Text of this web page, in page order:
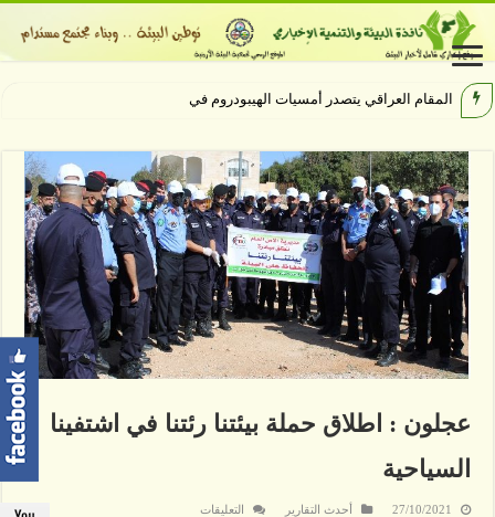
المقام العراقي يتصدر أمسيات الهيبودروم في مهرجان ج
عجلون : اطلاق حملة بيئتنا رئتنا في اشتفينا
السياحية
27/10/2021 أحدث التقارير التعليقات